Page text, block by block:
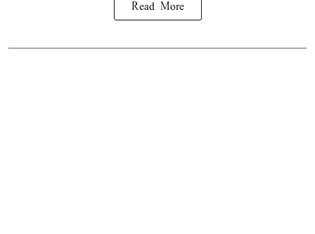
Read More